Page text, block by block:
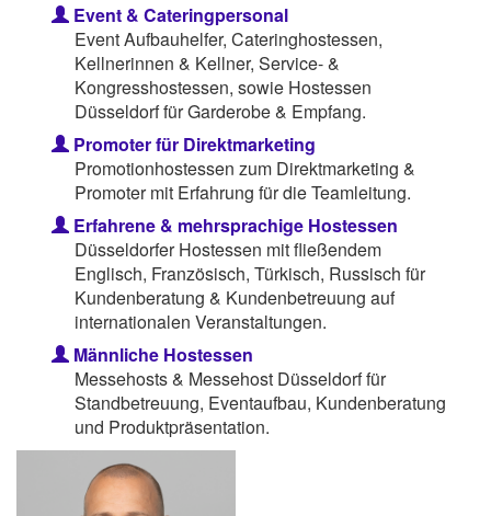
Event & Cateringpersonal
Event Aufbauhelfer, Cateringhostessen,
Kellnerinnen & Kellner, Service- &
Kongresshostessen, sowie Hostessen
Düsseldorf für Garderobe & Empfang.
Promoter für Direktmarketing
Promotionhostessen zum Direktmarketing &
Promoter mit Erfahrung für die Teamleitung.
Erfahrene & mehrsprachige Hostessen
Düsseldorfer Hostessen mit fließendem
Englisch, Französisch, Türkisch, Russisch für
Kundenberatung & Kundenbetreuung auf
internationalen Veranstaltungen.
Männliche Hostessen
Messehosts & Messehost Düsseldorf für
Standbetreuung, Eventaufbau, Kundenberatung
und Produktpräsentation.